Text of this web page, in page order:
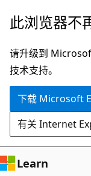
跳
主
要
内
此浏览器不
请升级到
技术支持。
下载 Microsoft
有关 Internet
Learn